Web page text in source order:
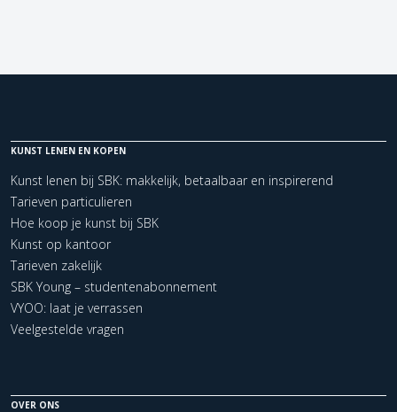
KUNST LENEN EN KOPEN
Kunst lenen bij SBK: makkelijk, betaalbaar en inspirerend
Tarieven particulieren
Hoe koop je kunst bij SBK
Kunst op kantoor
Tarieven zakelijk
SBK Young – studentenabonnement
VYOO: laat je verrassen
Veelgestelde vragen
OVER ONS